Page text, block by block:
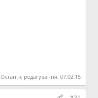
Останнє редагування:07.02.15